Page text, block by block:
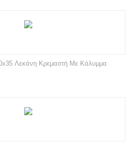
Λεκάνη Κρεμαστή Με Κάλυμμα